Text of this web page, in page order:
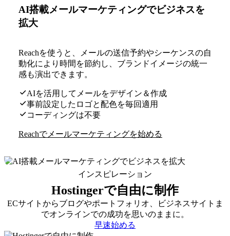
AI搭載メールマーケティングでビジネスを
拡大
Reachを使うと、メールの送信予約やシーケンスの自
動化により時間を節約し、ブランドイメージの統一
感も演出できます。
AIを活用してメールをデザイン＆作成
事前設定したロゴと配色を毎回適用
コーディングは不要
Reachでメールマーケティングを始める
インスピレーション
Hostingerで自由に制作
ECサイトからブログやポートフォリオ、ビジネスサイトま
でオンラインでの成功を思いのままに。
早速始める